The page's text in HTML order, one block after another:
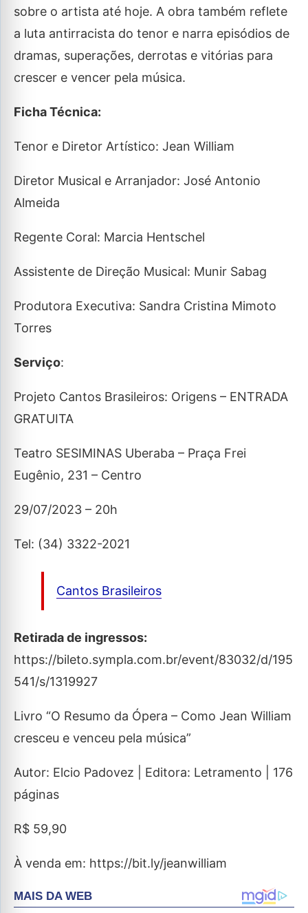
sobre o artista até hoje. A obra também reflete
a luta antirracista do tenor e narra episódios de
dramas, superações, derrotas e vitórias para
crescer e vencer pela música.
Ficha Técnica:
Tenor e Diretor Artístico: Jean William
Diretor Musical e Arranjador: José Antonio
Almeida
Regente Coral: Marcia Hentschel
Assistente de Direção Musical: Munir Sabag
Produtora Executiva: Sandra Cristina Mimoto
Torres
Serviço:
Projeto Cantos Brasileiros: Origens – ENTRADA
GRATUITA
Teatro SESIMINAS Uberaba – Praça Frei
Eugênio, 231 – Centro
29/07/2023 – 20h
Tel: (34) 3322-2021
Cantos Brasileiros
Retirada de ingressos:
https://bileto.sympla.com.br/event/83032/d/195
541/s/1319927
Livro “O Resumo da Ópera – Como Jean William
cresceu e venceu pela música”
Autor: Elcio Padovez | Editora: Letramento | 176
páginas
R$ 59,90
À venda em: https://bit.ly/jeanwilliam